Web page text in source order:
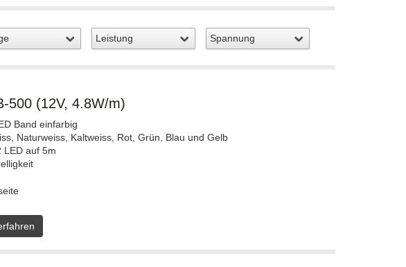
500 (12V, 4.8W/m)
Band einfarbig
Naturweiss, Kaltweiss, Rot, Grün, Blau und Gelb
LED auf 5m